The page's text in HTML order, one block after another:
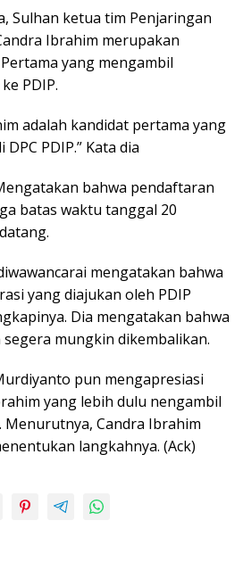
Sulhan ketua tim Penjaringan
Ibrahim merupakan
yang mengambil
PDIP.
adalah kandidat pertama yang
PDIP.” Kata dia
bahwa pendaftaran
batas waktu tanggal 20
mengatakan bahwa
yang diajukan oleh PDIP
Dia mengatakan bahwa
mungkin dikembalikan.
pun mengapresiasi
yang lebih dulu nengambil
Candra Ibrahim
langkahnya. (Ack)